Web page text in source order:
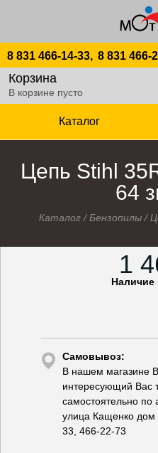
8 831 466-14-33, 8 831 466-
Корзина
В корзине пусто
Каталог
Цепь Stihl
64
Каталог/Бензопилы/
1
Наличие
Самовывоз:
В нашем магазине
интересующий Вас
самостоятельно по
улица Кащенко
33, 466-22-73